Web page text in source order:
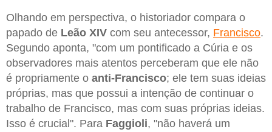
Olhando em perspectiva, o historiador compara o
papado de Leão XIV com seu antecessor, Francisco.
Segundo aponta, "com um pontificado a Cúria e os
observadores mais atentos perceberam que ele não
é propriamente o anti-Francisco; ele tem suas ideias
próprias, mas que possui a intenção de continuar o
trabalho de Francisco, mas com suas próprias ideias.
Isso é crucial". Para Faggioli, "não haverá um